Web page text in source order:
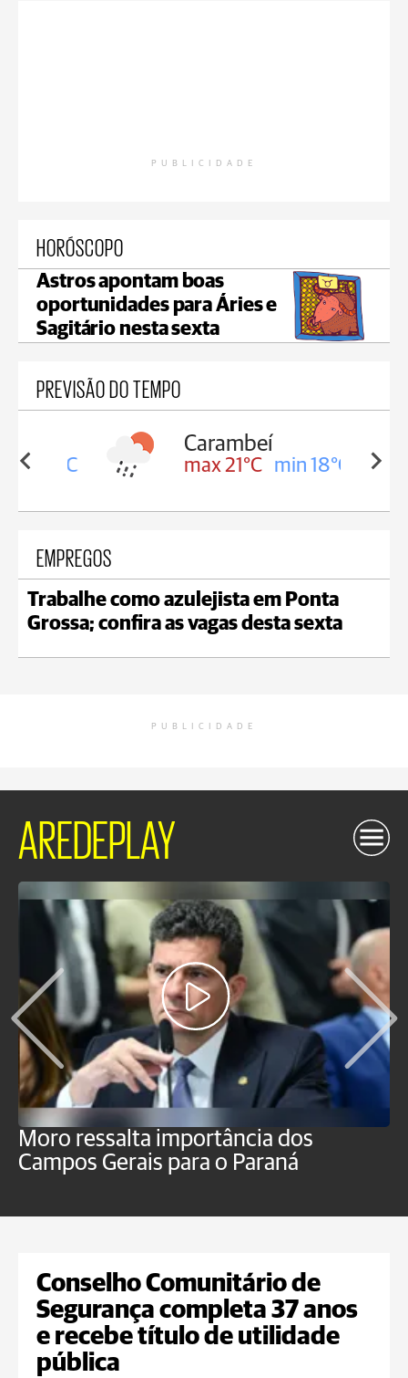
PUBLICIDADE
HORÓSCOPO
Astros apontam boas
oportunidades para Áries e
Sagitário nesta sexta
PREVISÃO DO TEMPO
18°C
Carambeí
max 21°C min 18°C
EMPREGOS
Trabalhe como azulejista em Ponta
Grossa; confira as vagas desta sexta
PUBLICIDADE
AREDEPLAY
Moro ressalta importância dos
Campos Gerais para o Paraná
Conselho Comunitário de
Segurança completa 37 anos
e recebe título de utilidade
pública